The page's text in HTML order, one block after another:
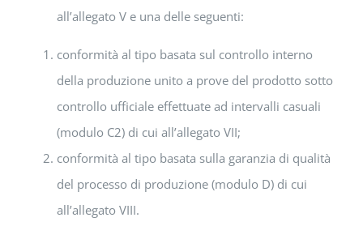
all’allegato V e una delle seguenti:
conformità al tipo basata sul controllo interno
della produzione unito a prove del prodotto sotto
controllo ufficiale effettuate ad intervalli casuali
(modulo C2) di cui all’allegato VII;
conformità al tipo basata sulla garanzia di qualità
del processo di produzione (modulo D) di cui
all’allegato VIII.